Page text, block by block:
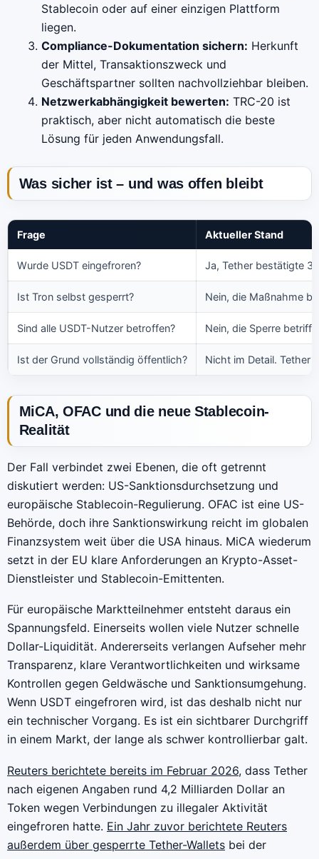
Stablecoin oder auf einer einzigen Plattform
liegen.
Compliance-Dokumentation sichern: Herkunft
der Mittel, Transaktionszweck und
Geschäftspartner sollten nachvollziehbar bleiben.
Netzwerkabhängigkeit bewerten: TRC-20 ist
praktisch, aber nicht automatisch die beste
Lösung für jeden Anwendungsfall.
Was sicher ist – und was offen bleibt
Frage Aktueller Stand
Wurde USDT eingefroren? Ja, Tether bestätigte
Ist Tron selbst gesperrt? Nein, die Maßnahme
Sind alle USDT-Nutzer betroffen? Nein, die Sperre
Ist der Grund vollständig öffentlich? Nicht im Detail. Tether
MiCA, OFAC und die neue Stablecoin-
Realität
Der Fall verbindet zwei Ebenen, die oft getrennt
diskutiert werden: US-Sanktionsdurchsetzung und
europäische Stablecoin-Regulierung. OFAC ist eine US-
Behörde, doch ihre Sanktionswirkung reicht im globalen
Finanzsystem weit über die USA hinaus. MiCA wiederum
setzt in der EU klare Anforderungen an Krypto-Asset-
Dienstleister und Stablecoin-Emittenten.
Für europäische Marktteilnehmer entsteht daraus ein
Spannungsfeld. Einerseits wollen viele Nutzer schnelle
Dollar-Liquidität. Andererseits verlangen Aufseher mehr
Transparenz, klare Verantwortlichkeiten und wirksame
Kontrollen gegen Geldwäsche und Sanktionsumgehung.
Wenn USDT eingefroren wird, ist das deshalb nicht nur
ein technischer Vorgang. Es ist ein sichtbarer Durchgriff
in einem Markt, der lange als schwer kontrollierbar galt.
Reuters berichtete bereits im Februar 2026, dass Tether
nach eigenen Angaben rund 4,2 Milliarden Dollar an
Token wegen Verbindungen zu illegaler Aktivität
eingefroren hatte. Ein Jahr zuvor berichtete Reuters
außerdem über gesperrte Tether-Wallets bei der